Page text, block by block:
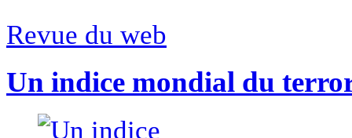
Revue du web
Un indice mondial du